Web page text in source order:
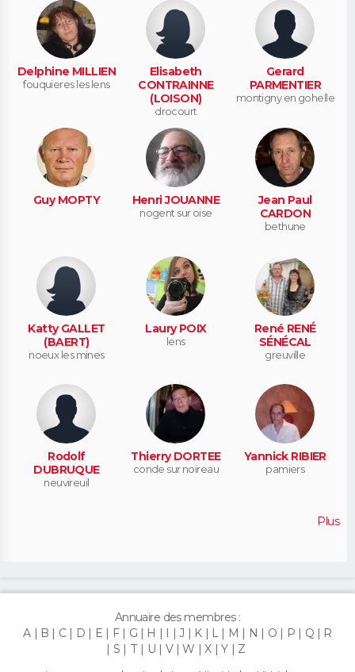
Delphine MILLIEN
fouquieres les lens
Elisabeth
CONTRAINNE
(LOISON)
drocourt
Gerard
PARMENTIER
montigny en gohelle
Guy MOPTY Henri JOUANNE
nogent sur oise
Jean Paul
CARDON
bethune
Katty GALLET
(BAERT)
noeux les mines
Laury POIX
lens
René RENÉ
SÉNÉCAL
greuville
Rodolf
DUBRUQUE
neuvireuil
Thierry DORTEE
conde sur noireau
Yannick RIBIER
pamiers
Plus
Annuaire des membres :
A
B C D E F G H I J K L M N O P Q
R
S
T U V W X Y Z